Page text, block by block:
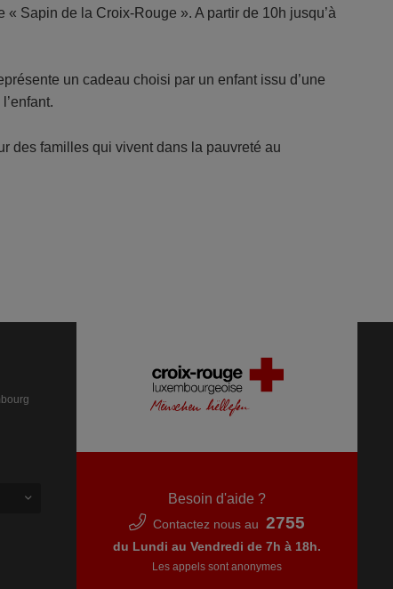
Sapin de la Croix-Rouge ». A partir de 10h jusqu’à
un cadeau choisi par un enfant issu d’une
des familles qui vivent dans la pauvreté au
Besoin d'aide ?
Contactez nous au 2755
du Lundi au Vendredi de 7h à 18h.
Les appels sont anonymes